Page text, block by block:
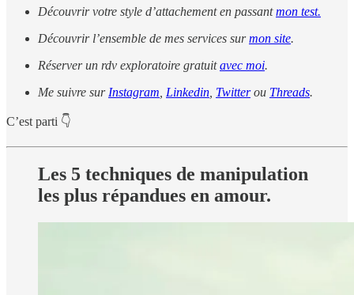
Découvrir votre style d’attachement en passantmon test.
Découvrir l’ensemble de mes services surmon site.
Réserver un rdv exploratoire gratuitavec moi.
Me suivre sur Instagram Linkedin Twitterou Threads.
C’est parti 👇
Les 5 techniques de manipulation
les plus répandues en amour.